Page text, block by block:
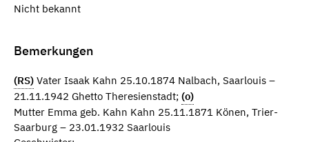
Nicht bekannt
Bemerkungen
(RS) Vater Isaak Kahn 25.10.1874 Nalbach, Saarlouis –
21.11.1942 Ghetto Theresienstadt; (o)
Mutter Emma geb. Kahn Kahn 25.11.1871 Könen, Trier-
Saarburg – 23.01.1932 Saarlouis